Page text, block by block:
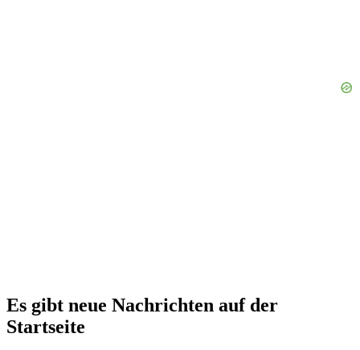
Es gibt neue Nachrichten auf der
Startseite